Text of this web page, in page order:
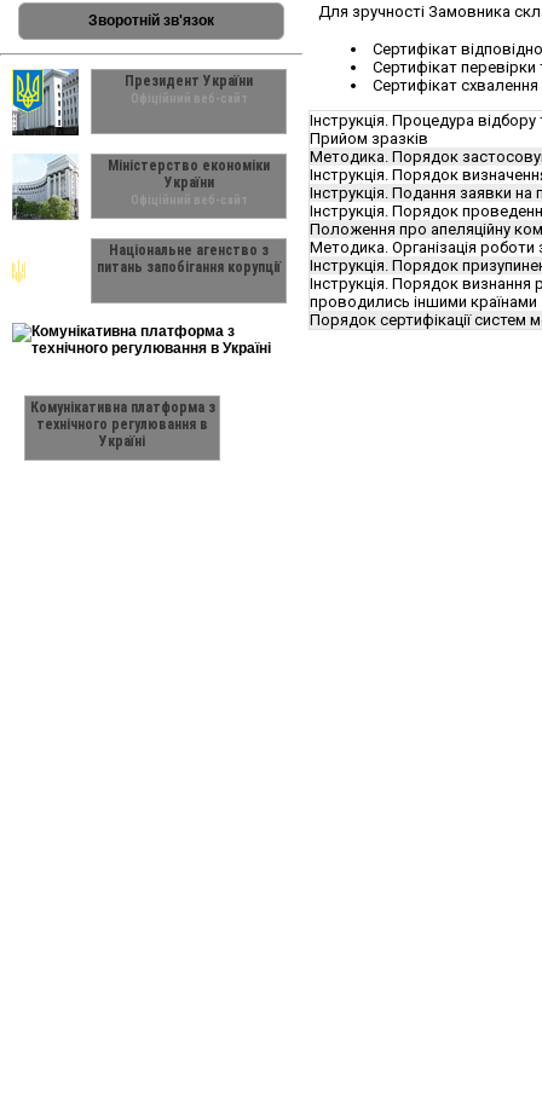
Зворотній зв'язок
Президент України
Офіційний веб-сайт
Міністерство економіки
України
Офіційний веб-сайт
Національне агенство з
питань запобігання корупції
Комунікативна платформа з
технічного регулювання в
Україні
Для зручності Замовника
Сертифікат
Сертифікат перевірки
Сертифікат
Інструкція. Процедура відбору
Прийом зразків
Методика. Порядок
Інструкція. Порядок
Інструкція. Подання заявки на
Інструкція. Порядок
Положення про апеляційну
Методика. Організація роботи
Інструкція. Порядок
Інструкція. Порядок визнання
проводились іншими країнами
Порядок сертифікації систем